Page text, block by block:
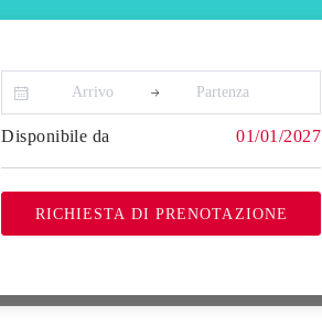
Disponibile da 01/01/2027
RICHIESTA DI PRENOTAZIONE